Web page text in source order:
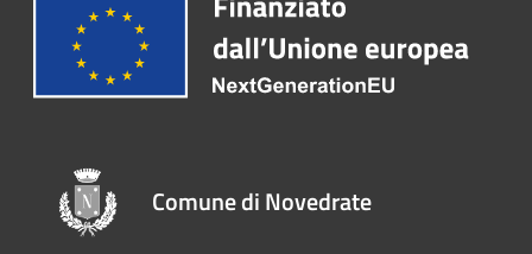
Comune di Novedrate